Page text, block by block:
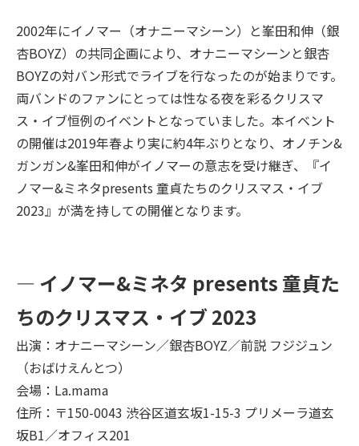
2002年にイノマー（オナニーマシーン）と峯田和伸（銀
杏BOYZ）の共同企画により、オナニーマシーンと銀杏
BOYZの対バン形式でライブを行なったのが始まりです。
両バンドのファンにとっては性なる夜を彩るクリスマ
ス・イブ恒例のイベントとなっていました。本イベント
の開催は2019年春より実に約4年ぶりとなり、オノチン&
ガンガン&峯田和伸がイノマーの意志を受け継ぎ、『イ
ノマー&ミネタpresents 童貞たちのクリスマス・イブ
2023』が満を持しての開催となります。
― イノマー&ミネタ presents 童貞た
ちのクリスマス・イブ 2023
出演：オナニーマシーン／銀杏BOYZ／前説 フジジュン
（おばけえんとつ）
会場：La.mama
住所：〒150-0043 渋谷区道玄坂1-15-3 プリメーラ道玄
坂B1／オフィス201